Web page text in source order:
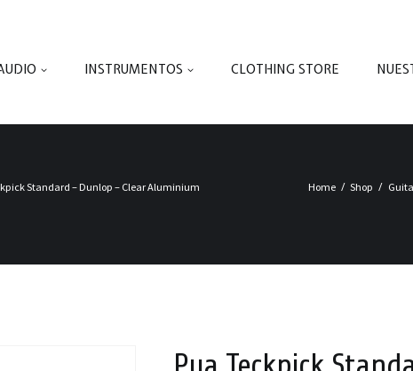
INSTRUMENTOS CLOTHING STORE
Standard – Dunlop – Clear Aluminium Home Shop